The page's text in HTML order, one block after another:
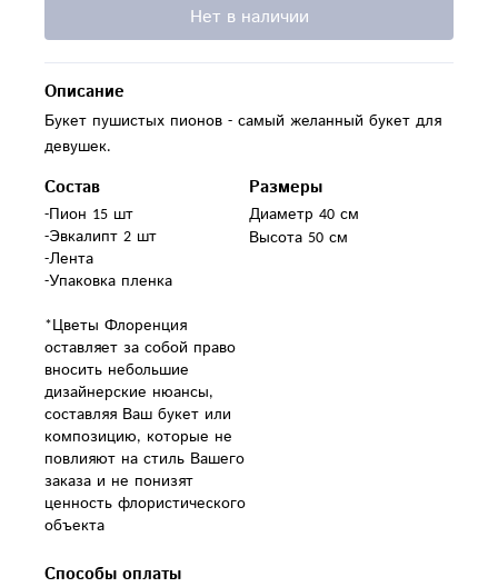
Нет в наличии
Описание
Букет пушистых пионов - самый желанный букет для
девушек.
Состав
-Пион 15 шт
-Эвкалипт 2 шт
-Лента
-Упаковка пленка
*Цветы Флоренция
оставляет за собой право
вносить небольшие
дизайнерские нюансы,
составляя Ваш букет или
композицию, которые не
повлияют на стиль Вашего
заказа и не понизят
ценность флористического
объекта
Размеры
Диаметр 40 см
Высота 50 см
Способы оплаты